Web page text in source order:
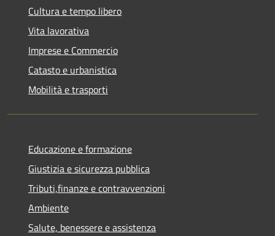
Cultura e tempo libero
Vita lavorativa
Imprese e Commercio
Catasto e urbanistica
Mobilità e trasporti
Educazione e formazione
Giustizia e sicurezza pubblica
Tributi,finanze e contravvenzioni
Ambiente
Salute, benessere e assistenza